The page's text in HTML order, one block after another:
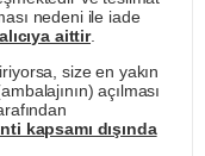
nedeni ile iade
alıcıya aittir.
size en yakın
açılması
kapsamı dışında